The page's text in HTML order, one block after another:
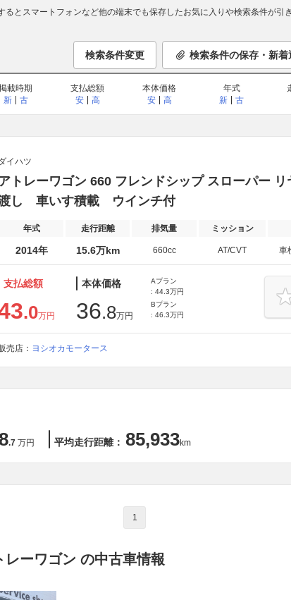
るとスマートフォンなど他の端末でも保存したお気に入りや検索条件が引
検索条件変更 検索条件の保存・新着
載時期
新
古
支払総額
安
高
本体価格
安
高
年式
新
古
イハツ
トレーワゴン 660 フレンドシップ スローパー
し 車いす積載 ウインチ付
年式 走行距離 排気量 ミッション
2014年 15.6万km 660cc AT/CVT 車
支払総額
.0万円
本体価格
36.8万円
Aプラン
: 44.3万円
Bプラン
: 46.3万円
売店： ヨシオカモータース
.7 万円 平均走行距離： 85,933km
1
ーワゴン の中古車情報